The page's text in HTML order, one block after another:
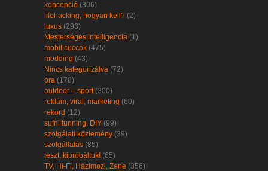
koncepció (306)
lifehacking, hogyan kell? (2)
luxus (293)
Mesterséges intelligencia (1)
mobil cuccok (475)
modding (43)
Nincs kategorizálva (72)
óra (178)
outdoor – sport(300)
reklám, viral, marketing (60)
rekord (12)
sufni tunning, DIY (99)
szolgálati közlemény (39)
szolgáltatás (85)
teszt, kipróbáltuk! (65)
TV, Hi-Fi, Házimozi, Zene (356)